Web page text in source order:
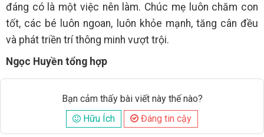
đáng có là một việc nên làm. Chúc mẹ luôn chăm con
tốt, các bé luôn ngoan, luôn khỏe mạnh, tăng cân đều
và phát triền trí thông minh vượt trội.
Ngọc Huyền tổng hợp
Bạn cảm thấy bài viết này thế nào?
Hữu Ích
Đáng tin cậy